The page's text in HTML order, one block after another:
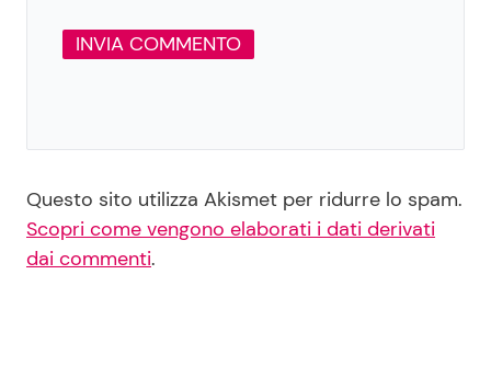
Questo sito utilizza Akismet per ridurre lo spam.
Scopri come vengono elaborati i dati derivati
dai commenti.